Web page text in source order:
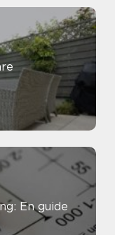
En guide